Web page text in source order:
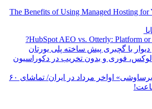
The Benefits of Using Managed Hosting for
HubSpot AEO vs. Otterly: Platform or
دیوار با گچبری پیش ساخته پلی یورتان
فوری و بدون تخریب در دکوراسیون
«بارش شهابی برساوشی» اواخر مرداد در ایران/ تماشای ۶۰